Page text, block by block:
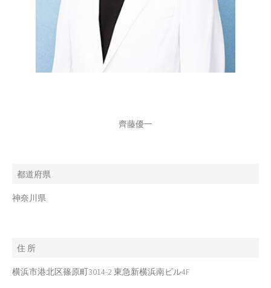
齊藤優一
都道府県
神奈川県
住 所
横浜市港北区篠原町3014-2 東急新横浜南ビル4F